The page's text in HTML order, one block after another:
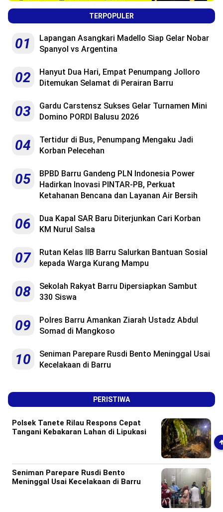
TERPOPULER
01
Lapangan Asangkari Madello Siap Gelar Nobar
Spanyol vs Argentina
02
Hanyut Dua Hari, Empat Penumpang Jolloro
Ditemukan Selamat di Perairan Barru
03
Gardu Carstensz Sukses Gelar Turnamen Mini
Domino PORDI Balusu 2026
04
Tertidur di Bus, Penumpang Mengaku Jadi
Korban Pelecehan
05
BPBD Barru Gandeng PLN Indonesia Power
Hadirkan Inovasi PINTAR-PB, Perkuat
Ketahanan Bencana dan Layanan Air Bersih
06
Dua Kapal SAR Baru Diterjunkan Cari Korban
KM Nurul Salsa
07
Rutan Kelas IIB Barru Salurkan Bantuan Sosial
kepada Warga Kurang Mampu
08
Sekolah Rakyat Barru Dipersiapkan Sambut
330 Siswa
09
Polres Barru Amankan Ziarah Ustadz Abdul
Somad di Mangkoso
10
Seniman Parepare Rusdi Bento Meninggal Usai
Kecelakaan di Barru
PERISTIWA
Polsek Tanete Rilau Respons Cepat
Tangani Kebakaran Lahan di Lipukasi
Seniman Parepare Rusdi Bento
Meninggal Usai Kecelakaan di Barru